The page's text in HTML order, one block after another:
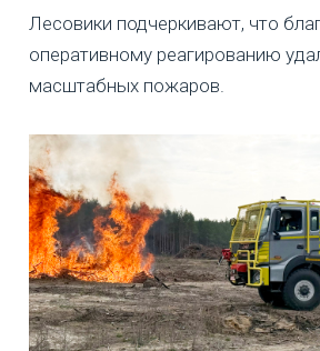
Лесовики подчеркивают, что
оперативному реагированию
масштабных пожаров.